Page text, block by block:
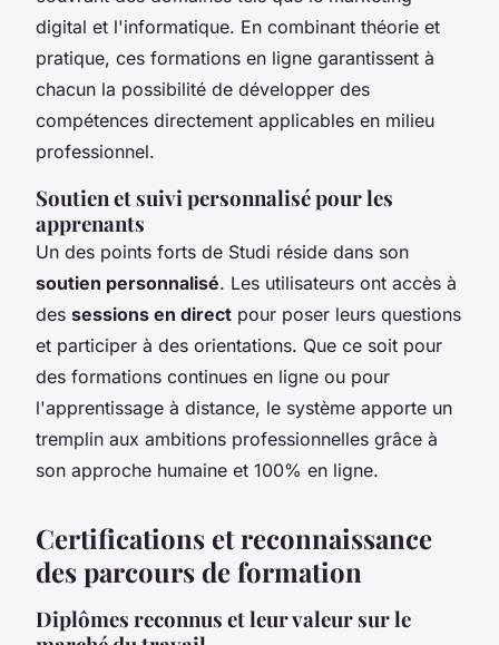
digital et l'informatique. En combinant théorie et
pratique, ces formations en ligne garantissent à
chacun la possibilité de développer des
compétences directement applicables en milieu
professionnel.
Soutien et suivi personnalisé pour les
apprenants
Un des points forts de Studi réside dans son
soutien personnalisé. Les utilisateurs ont accès à
des sessions en direct pour poser leurs questions
et participer à des orientations. Que ce soit pour
des formations continues en ligne ou pour
l'apprentissage à distance, le système apporte un
tremplin aux ambitions professionnelles grâce à
son approche humaine et 100% en ligne.
Certifications et reconnaissance
des parcours de formation
Diplômes reconnus et leur valeur sur le